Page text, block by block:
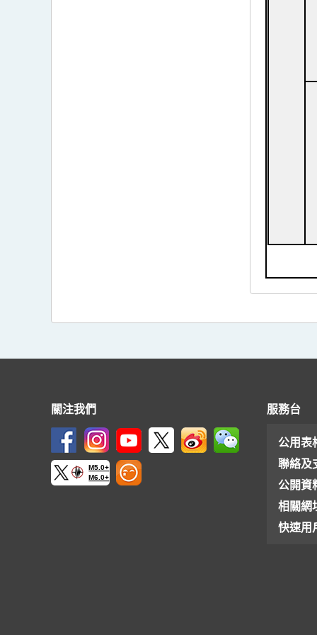
關注我們
M5.0+
M6.0+
服務台
公用表
聯絡及
公開資
相關網
快速用